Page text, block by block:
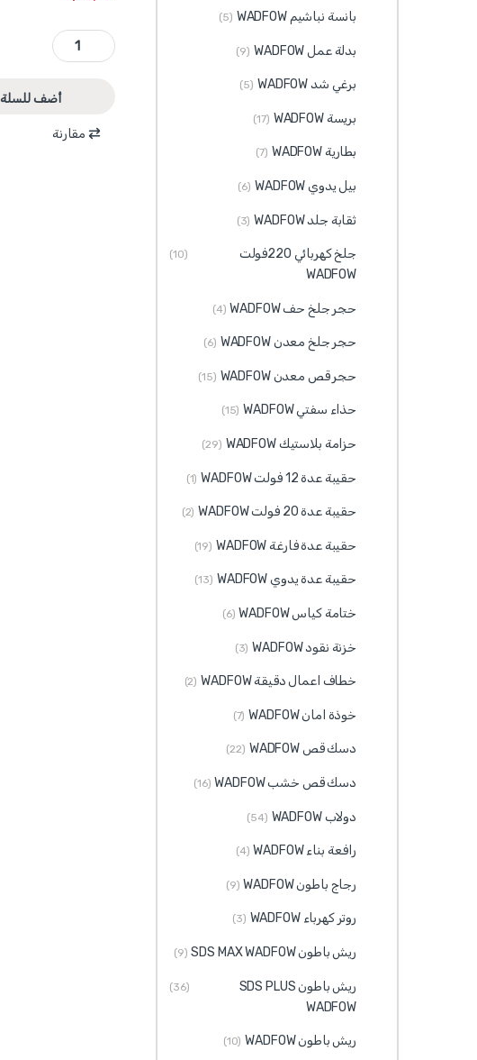
WKJ14140 - كاسة حفر معدن + خشب قياس 140 مم ماركة WADFOW quantity
أضف للسلة
مقارنة
بانسة نباشيم WADFOW (5)
بدلة عمل WADFOW (9)
برغي شد WADFOW (5)
بريسة WADFOW (17)
بطارية WADFOW (7)
بيل يدوي WADFOW (6)
ثقابة جلد WADFOW (3)
جلخ كهربائي 220فولت
WADFOW
(10)
حجر جلخ حف WADFOW (4)
حجر جلخ معدن WADFOW (6)
حجر قص معدن WADFOW (15)
حذاء سفتي WADFOW (15)
حزامة بلاستيك WADFOW (29)
حقيبة عدة 12 فولت WADFOW (1)
حقيبة عدة 20 فولت WADFOW (2)
حقيبة عدة فارغة WADFOW (19)
حقيبة عدة يدوي WADFOW (13)
ختامة كياس WADFOW (6)
خزنة نقود WADFOW (3)
خطاف اعمال دقيقة WADFOW (2)
خوذة امان WADFOW (7)
دسك قص WADFOW (22)
دسك قص خشب WADFOW (16)
دولاب WADFOW (54)
رافعة بناء WADFOW (4)
رجاج باطون WADFOW (9)
روتر كهرباء WADFOW (3)
ريش باطون SDS MAX WADFOW (9)
ريش باطون SDS PLUS
WADFOW
(36)
ريش باطون WADFOW (10)